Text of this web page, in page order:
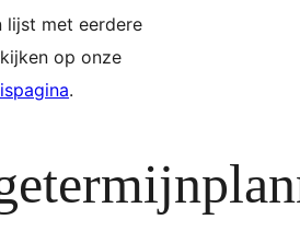
lijst met eerdere
op onze
.